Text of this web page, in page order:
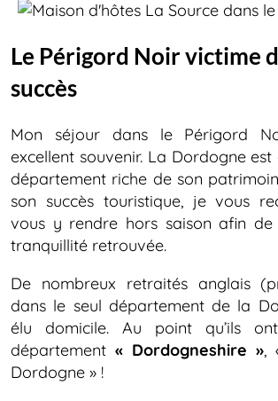
Le Périgord Noir victime
succès
Mon séjour dans le Périgord
excellent souvenir. La Dordogne
département riche de son
son succès touristique, je vous
vous y rendre hors saison afin
tranquillité retrouvée.
De nombreux retraités anglais
dans le seul département de la
élu domicile. Au point qu’ils
département « Dordogneshire »,
Dordogne » !